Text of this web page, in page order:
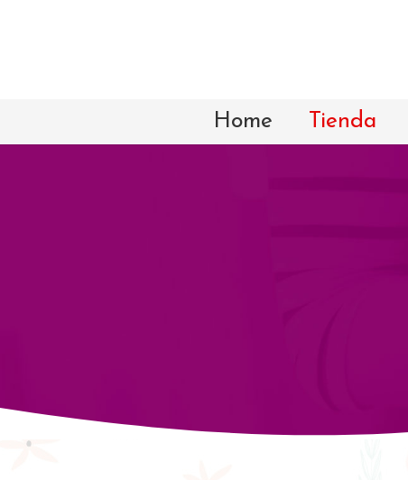
Home Tienda